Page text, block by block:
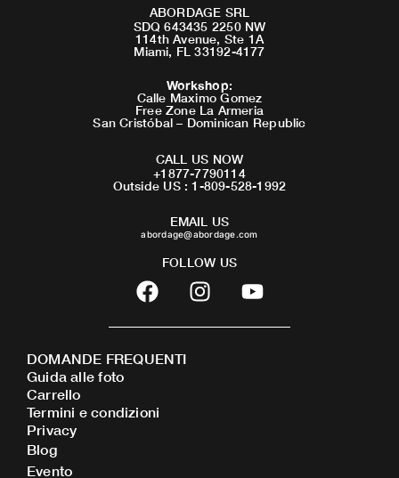
ABORDAGE SRL
SDQ 643435 2250 NW
114th Avenue, Ste 1A
Miami, FL 33192-4177
Workshop:
Calle Maximo Gomez
Free Zone La Armeria
San Cristóbal – Dominican Republic
CALL US NOW
+1877-7790114
Outside US : 1-809-528-1992
EMAIL US
abordage@abordage.com
FOLLOW US
F
a
c
b
o
I
n
s
Y
o
u
DOMANDE FREQUENTI
Guida alle foto
Carrello
Termini e condizioni
Privacy
Blog
Evento